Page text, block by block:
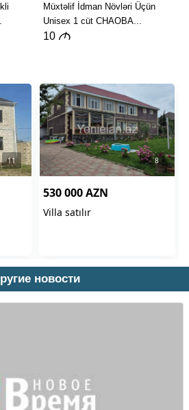
новости